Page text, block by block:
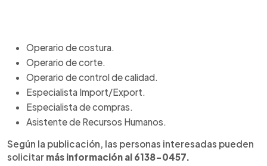
Operario de costura.
Operario de corte.
Operario de control de calidad.
Especialista Import/Export.
Especialista de compras.
Asistente de Recursos Humanos.
Según la publicación, las personas interesadas pueden
solicitar más información al 6138-0457.